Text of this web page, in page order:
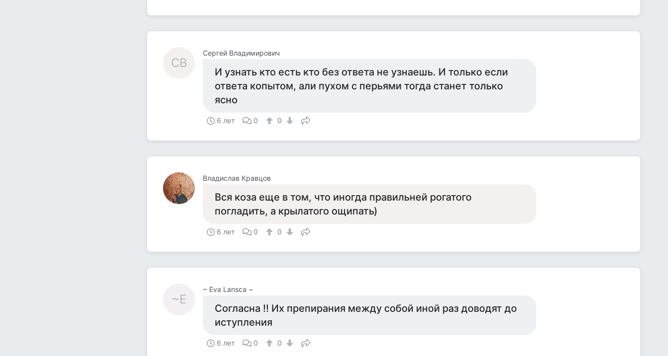
СВ
Сергей Владимирович
И узнать кто есть кто без ответа не узнаешь. И только если
ответа копытом, али пухом с перьями тогда станет только
ясно
6 лет 0 0
Владислав Кравцов
Вся коза еще в том, что иногда правильней рогатого
погладить, а крылатого ощипать)
6 лет 0 0
~E
~ Eva Lansca ~
Согласна !! Их препирания между собой иной раз доводят до
иступления
6 лет 0 0